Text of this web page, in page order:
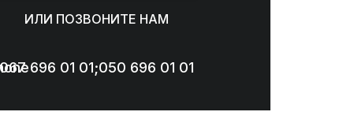
ИЛИ ПОЗВОНИТЕ НАМ
067 696 01 01;050 696 01 01